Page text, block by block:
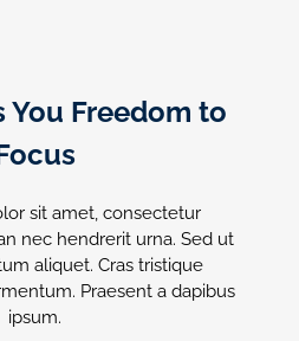
You Freedom to
sit amet, consectetur
nec hendrerit urna. Sed ut
aliquet. Cras tristique
Praesent a dapibus
ipsum.